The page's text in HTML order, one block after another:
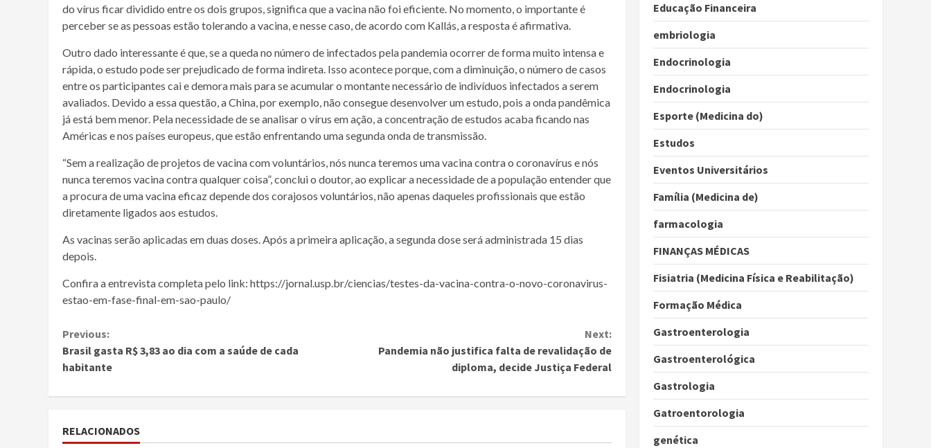
do vírus ficar dividido entre os dois grupos, significa que a vacina não foi eficiente. No momento, o importante é
perceber se as pessoas estão tolerando a vacina, e nesse caso, de acordo com Kallás, a resposta é afirmativa.
Outro dado interessanteéque, se a queda no número de infectados pela pandemia ocorrer de forma muito intensa e
rápida, o estudo pode ser prejudicado de forma indireta. Isso acontece porque, com a diminuição, o número de casos
entre os participantes cai e demora mais para se acumular o montante necessário de indivíduos infectados a serem
avaliados. Devido a essa questão, a China, por exemplo, não consegue desenvolver um estudo, pois a onda pandêmica
jáestá bem menor. Pela necessidade de se analisar o vírus em ação, a concentração de estudos acaba ficando nas
Américas e nos países europeus, que estão enfrentando uma segunda onda de transmissão.
“Sem a realização de projetos de vacina com voluntários, nós nunca teremos uma vacina contra o coronavírus e nós
nunca teremos vacina contra qualquer coisa”, conclui o doutor, ao explicar a necessidade de a população entender que
a procura de uma vacina eficaz depende dos corajosos voluntários, não apenas daqueles profissionais que estão
diretamente ligados aos estudos.
As vacinas serão aplicadas em duas doses. Após a primeira aplicação, a segunda dose será administrada 15 dias
depois.
Confira a entrevista completa pelo link: https://jornal.usp.br/ciencias/testes-da-vacina-contra-o-novo-coronavirus-
estao-em-fase-final-em-sao-paulo/
Continue
Reading
Previous:
Brasil gasta R$ 3,83 ao dia com a saúde de cada
habitante
Next:
Pandemia não justifica falta de revalidação de
diploma, decide Justiça Federal
RELACIONADOS
Educação Financeira
embriologia
Endocrinologia
Endocrinologia
Esporte (Medicina do)
Estudos
Eventos Universitários
Família (Medicina de)
farmacologia
FINANÇAS MÉDICAS
Fisiatria (Medicina Física e Reabilitação)
Formação Médica
Gastroenterologia
Gastroenterológica
Gastrologia
Gatroentorologia
genética